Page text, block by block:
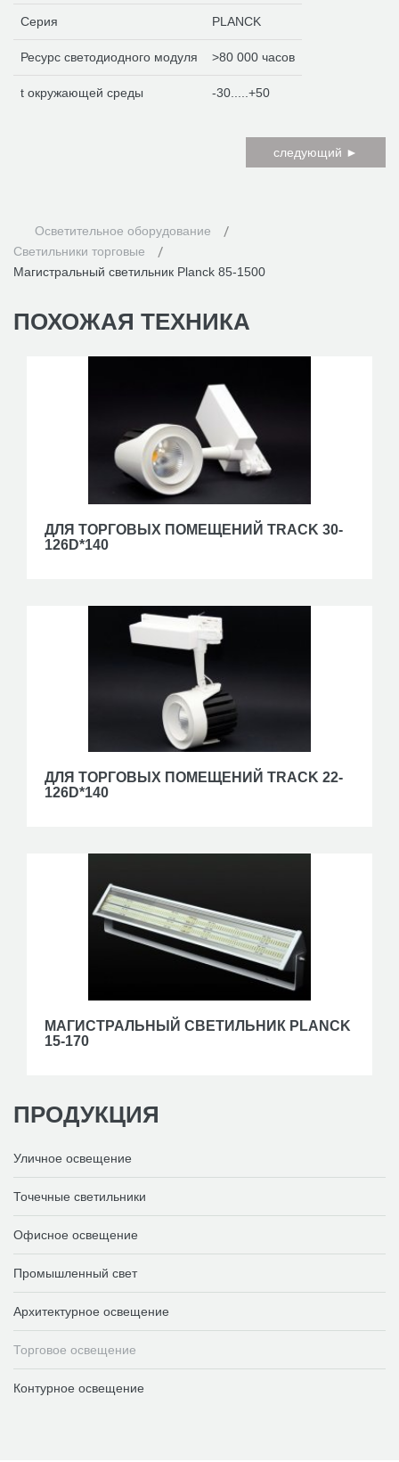
Серия PLANCK
Ресурс светодиодного модуля >80 000 часов
t окружающей среды -30.....+50
следующий ►
Осветительное оборудование
Светильники торговые
Магистральный светильник Planck 85-1500
ПОХОЖАЯ ТЕХНИКА
ДЛЯ ТОРГОВЫХ ПОМЕЩЕНИЙ TRACK 30-
126D*140
ДЛЯ ТОРГОВЫХ ПОМЕЩЕНИЙ TRACK 22-
126D*140
МАГИСТРАЛЬНЫЙ СВЕТИЛЬНИК PLANCK
15-170
ПРОДУКЦИЯ
Уличное освещение
Точечные светильники
Офисное освещение
Промышленный свет
Архитектурное освещение
Торговое освещение
Контурное освещение